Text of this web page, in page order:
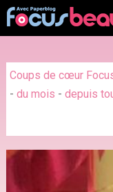
Coups de cœur
- du mois - depuis